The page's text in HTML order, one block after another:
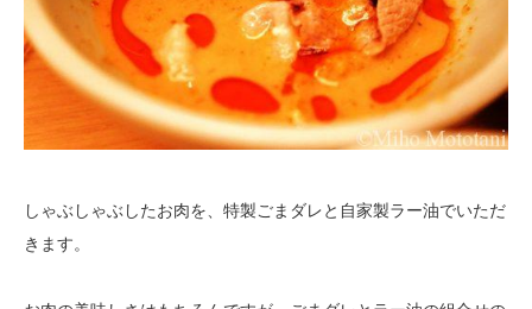
しゃぶしゃぶしたお肉を、特製ごまダレと自家製ラー油でいただ
きます。